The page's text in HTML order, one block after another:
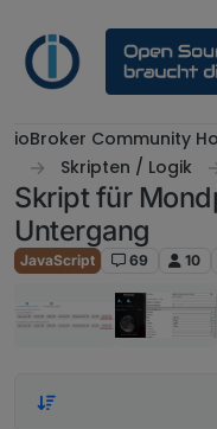
ioBroker Community
Skripten / Logik
Skript für
Untergang
JavaScript 69 10